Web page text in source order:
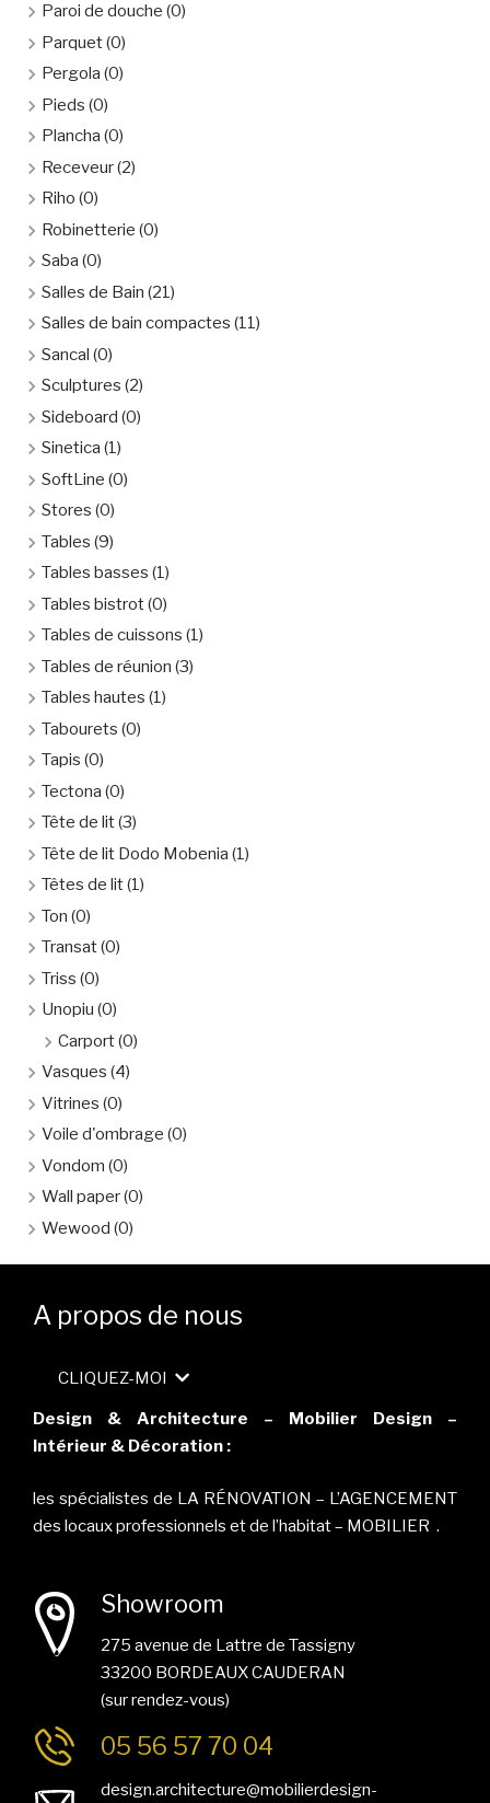
Paroi de douche (0)
Parquet(0)
Pergola (0)
Pieds (0)
Plancha (0)
Receveur(2)
Riho (0)
Robinetterie (0)
Saba (0)
Salles de Bain (21)
Salles de bain compactes (11)
Sancal (0)
Sculptures (2)
Sideboard (0)
Sinetica (1)
SoftLine (0)
Stores (0)
Tables (9)
Tables basses (1)
Tables bistrot(0)
Tables de cuissons (1)
Tables de réunion (3)
Tables hautes (1)
Tabourets (0)
Tapis (0)
Tectona (0)
Tête de lit(3)
Tête de lit Dodo Mobenia (1)
Têtes de lit(1)
Ton (0)
Transat(0)
Triss (0)
Unopiu (0)
Carport(0)
Vasques (4)
Vitrines (0)
Voile d'ombrage (0)
Vondom (0)
Wall paper(0)
Wewood (0)
A propos de nous
CLIQUEZ-MOI
Design & Architecture – Mobilier Design –
Intérieur & Décoration :
les spécialistes de LA RÉNOVATION – L’AGENCEMENT
des locaux professionnels et de l’habitat – MOBILIER .
Showroom
275 avenue de Lattre de Tassigny
33200 BORDEAUX CAUDERAN
(sur rendez-vous)
05 56 57 70 04
design.architecture@mobilierdesign-